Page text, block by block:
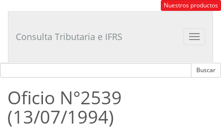
Tributario
Nuestros productos
Toggle
Consulta Tributaria e IFRS
Oficio N°2539
(13/07/1994)